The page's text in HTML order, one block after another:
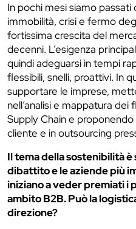
In pochi mesi siamo passati
immobilità, crisi e fermo
fortissima crescita del
decenni. L’esigenza
quindi adeguarsi in tempi
flessibili, snelli, proattivi. In
supportare le imprese,
nell’analisi e mappatura dei
Supply Chain e
cliente e in outsourcing
Il tema della sostenibilità
dibattito e le aziende più
iniziano a veder premiati i
ambito B2B. Può la
direzione?